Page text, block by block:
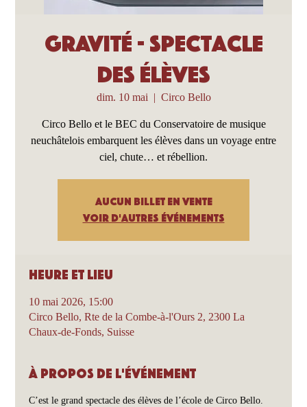
Gravité - Spectacle
des élèves
dim. 10 mai
  |
Circo Bello
Circo Bello et le BEC du Conservatoire de musique
neuchâtelois embarquent les élèves dans un voyage entre
ciel, chute… et rébellion.
Aucun billet en vente
Voir d'autres événements
Heure et lieu
10 mai 2026, 15:00
Circo Bello, Rte de la Combe-à-l'Ours 2, 2300 La
Chaux-de-Fonds, Suisse
À propos de l'événement
C’est le grand spectacle des élèves de l’école de Circo Bello.